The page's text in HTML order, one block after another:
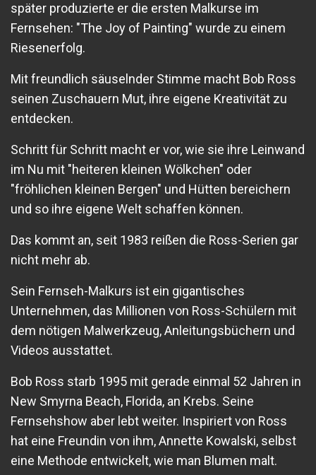
später produzierte er die ersten Malkurse im
Fernsehen: "The Joy of Painting" wurde zu einem
Riesenerfolg.
Mit freundlich säuselnder Stimme macht Bob Ross
seinen Zuschauern Mut, ihre eigene Kreativität zu
entdecken.
Schritt für Schritt macht er vor, wie sie ihre Leinwand
im Nu mit "heiteren kleinen Wölkchen" oder
"fröhlichen kleinen Bergen" und Hütten bereichern
und so ihre eigene Welt schaffen können.
Das kommt an, seit 1983 reißen die Ross-Serien gar
nicht mehr ab.
Sein Fernseh-Malkurs ist ein gigantisches
Unternehmen, das Millionen von Ross-Schülern mit
dem nötigen Malwerkzeug, Anleitungsbüchern und
Videos ausstattet.
Bob Ross starb 1995 mit gerade einmal 52 Jahren in
New Smyrna Beach, Florida, an Krebs. Seine
Fernsehshow aber lebt weiter. Inspiriert von Ross
hat eine Freundin von ihm, Annette Kowalski, selbst
eine Methode entwickelt, wie man Blumen malt.